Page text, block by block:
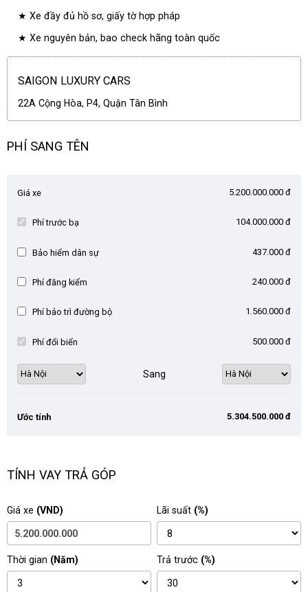
★ Xe đầy đủ hồ sơ, giấy tờ hợp pháp
★ Xe nguyên bản, bao check hãng toàn quốc
SAIGON LUXURY CARS
22A Cộng Hòa, P4, Quận Tân Bình
PHÍ SANG TÊN
Giá xe 5.200.000.000 đ
Phí trước bạ 104.000.000 đ
Bảo hiểm dân sự 437.000 đ
Phí đăng kiểm 240.000 đ
Phí bảo trì đường bộ 1.560.000 đ
Phí đổi biển 500.000 đ
Sang
Ước tính 5.304.500.000 đ
TÍNH VAY TRẢ GÓP
Giá xe (VND) Lãi suất (%)
Thời gian (Năm) Trả trước (%)